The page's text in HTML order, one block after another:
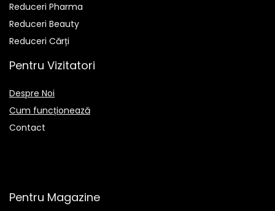
Reduceri Pharma
Reduceri Beauty
Reduceri Cărți
Pentru Vizitatori
Despre Noi
Cum funcționează
Contact
Pentru Magazine